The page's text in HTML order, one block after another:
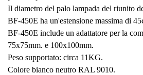
Il diametro del palo lampada del riunito
BF-450E ha un'estensione massima di
BF-450E include un adattatore per la
75x75mm. e 100x100mm.
Peso supportato: circa 11KG.
Colore bianco neutro RAL 9010.